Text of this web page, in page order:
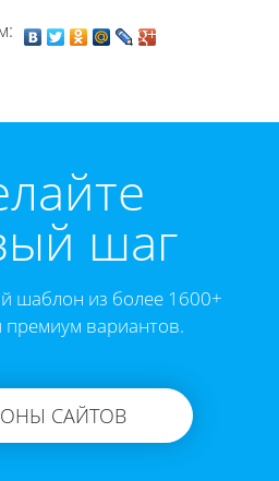
шаг
шаблон из более 1600+
премиум вариантов.
САЙТОВ